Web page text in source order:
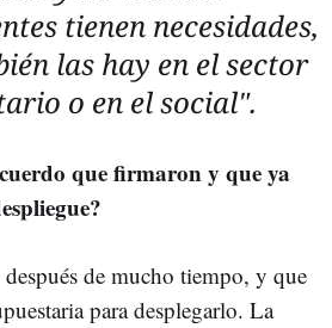
tienen necesidades,
las hay en el sector
o en el social".
que firmaron y que ya
de mucho tiempo, y que
para desplegarlo. La